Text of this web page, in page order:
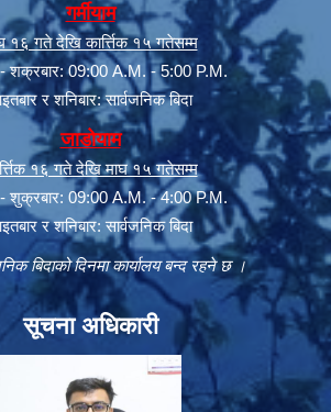
गर्मीयाम
१६ गते देखि कार्त्तिक १५ गतेसम्म
- शक्रबार: 09:00 A.M. - 5:00 P.M.
र शनिबार: सार्वजनिक बिदा
जाडोयाम
१६ गते देखि माघ १५ गतेसम्म
- शुक्रबार: 09:00 A.M. - 4:00 P.M.
र शनिबार: सार्वजनिक बिदा
बिदाको दिनमा कार्यालय बन्द रहने छ ।
सूचना अधिकारी